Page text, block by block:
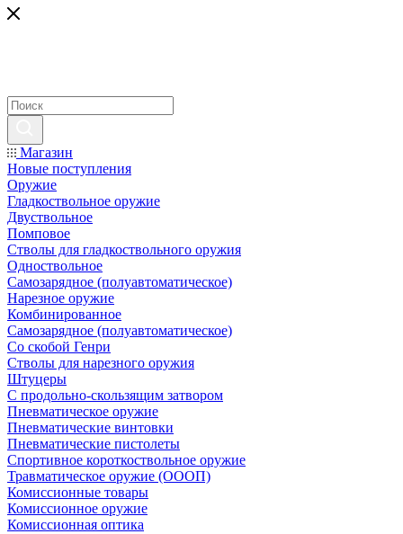
Магазин
Новые поступления
Оружие
Гладкоствольное оружие
Двуствольное
Помповое
Стволы для гладкоствольного оружия
Одноствольное
Самозарядное (полуавтоматическое)
Нарезное оружие
Комбинированное
Самозарядное (полуавтоматическое)
Со скобой Генри
Стволы для нарезного оружия
Штуцеры
С продольно-скользящим затвором
Пневматическое оружие
Пневматические винтовки
Пневматические пистолеты
Спортивное короткоствольное оружие
Травматическое оружие (ОООП)
Комиссионные товары
Комиссионное оружие
Комиссионная оптика